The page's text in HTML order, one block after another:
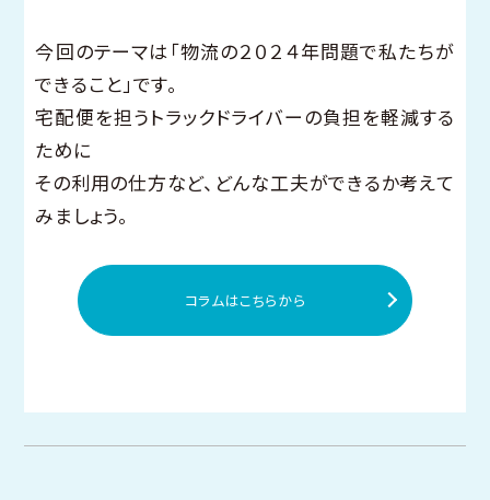
今回のテーマは「物流の２０２４年問題で私たちが
できること」です。
宅配便を担うトラックドライバーの負担を軽減する
ために
その利用の仕方など、どんな工夫ができるか考えて
みましょう。
コラムはこちらから